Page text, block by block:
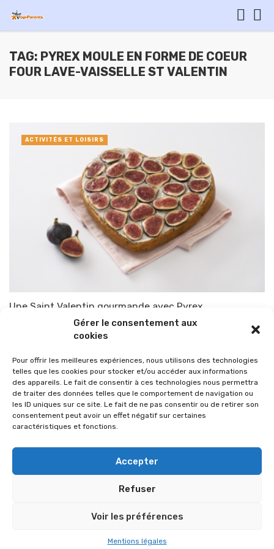
Gérer le consentement aux
cookies
Pour offrir les meilleures expériences, nous utilisons des technologies
telles que les cookies pour stocker et/ou accéder aux informations
des appareils. Le fait de consentir à ces technologies nous permettra
de traiter des données telles que le comportement de navigation ou
les ID uniques sur ce site. Le fait de ne pas consentir ou de retirer son
consentement peut avoir un effet négatif sur certaines
caractéristiques et fonctions.
Accepter
Refuser
Voir les préférences
Mentions légales
TAG: PYREX MOULE EN FORME DE COEUR
FOUR LAVE-VAISSELLE ST VALENTIN
Une Saint Valentin gourmande avec Pyrex
TOP-PARENTS 19 janvier 2019
ACTIVITÉS ET LOISIRS